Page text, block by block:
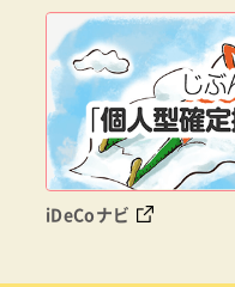
iDeCoナビ